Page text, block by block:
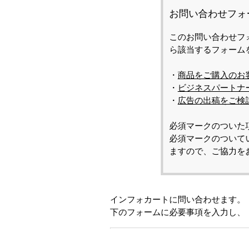
お問い合わせフ
このお問い合わせフ
ら該当するフォーム
・ 商品をご購入のお
・ ビジネスパートナ
・ 広告の出稿をご検
必須マークのついた
必須マークのついて
ますので、ご協力を
インフォカートに問い合わせます。
下のフォームに必要事項を入力し、